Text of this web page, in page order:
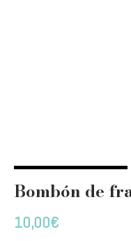
Bombón de
10,00€